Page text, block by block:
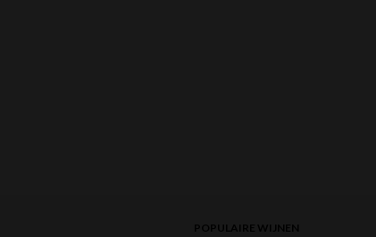
POPULAIRE WIJNEN